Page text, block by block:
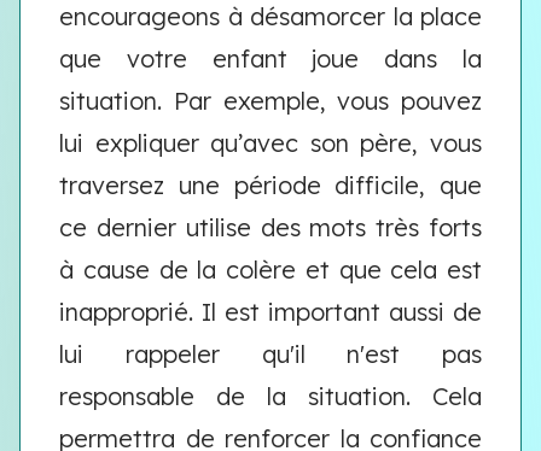
encourageons à désamorcer la place
que votre enfant joue dans la
situation. Par exemple, vous pouvez
lui expliquer qu’avec son père, vous
traversez une période difficile, que
ce dernier utilise des mots très forts
à cause de la colère et que cela est
inapproprié. Il est important aussi de
lui rappeler qu'il n'est pas
responsable de la situation. Cela
permettra de renforcer la confiance